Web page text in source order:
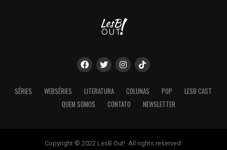
SÉRIES WEBSÉRIES LITERATURA COLUNAS POP
LESB CAST
QUEM SOMOS
CONTATO NEWSLETTER
Copyright © 2022 LesB Out!. All rights reserved.